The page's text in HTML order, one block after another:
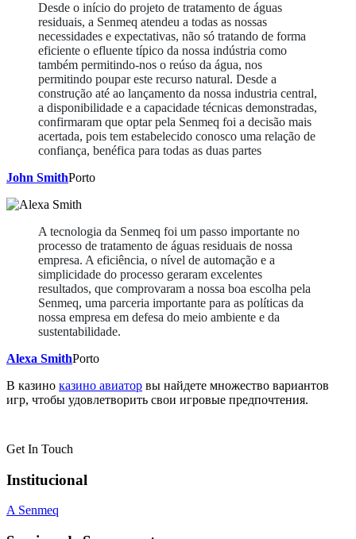
Desde o início do projeto de tratamento de águas
residuais, a Senmeq atendeu a todas as nossas
necessidades e expectativas, não só tratando de forma
eficiente o efluente típico da nossa indústria como
também permitindo-nos o reúso da água, nos
permitindo poupar este recurso natural. Desde a
construção até ao lançamento da nossa industria central,
a disponibilidade e a capacidade técnicas demonstradas,
confirmaram que optar pela Senmeq foi a decisão mais
acertada, pois tem estabelecido conosco uma relação de
confiança, benéfica para todas as duas partes
John SmithPorto
A tecnologia da Senmeq foi um passo importante no
processo de tratamento de águas residuais de nossa
empresa. A eficiência, o nível de automação e a
simplicidade do processo geraram excelentes
resultados, que comprovaram a nossa boa escolha pela
Senmeq, uma parceria importante para as políticas da
nossa empresa em defesa do meio ambiente e da
sustentabilidade.
Alexa SmithPorto
В казино казино авиатор вы найдете множество вариантов
игр, чтобы удовлетворить свои игровые предпочтения.
Get In Touch
Institucional
A Senmeq